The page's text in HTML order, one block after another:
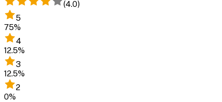
(4.0)
5
75%
4
12.5%
3
12.5%
2
0%